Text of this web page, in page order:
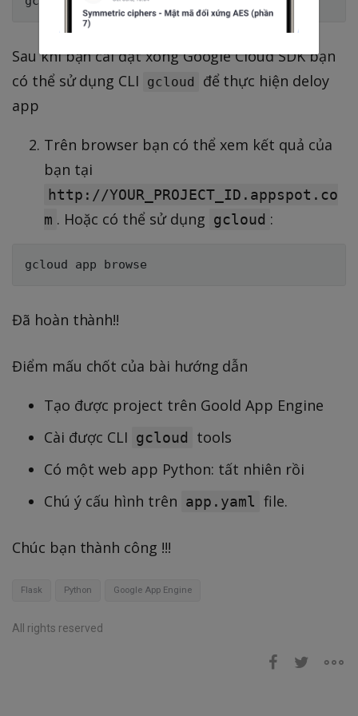
Sau khi bạn cài đặt xong Google Cloud SDK bạn
có thể sử dụng CLI
gcloud
để thực hiện deloy
app
Trên browser bạn có thể xem kết quả của
bạn tại
http://YOUR_PROJECT_ID.appspot.co
m . Hoặc có thể sử dụng gcloud :
Đã hoàn thành!!
Điểm mấu chốt của bài hướng dẫn
Tạo được project trên Goold App Engine
Cài được CLI gcloud
tools
Có một web app Python: tất nhiên rồi
Chú ý cấu hình trên app.yaml file.
Chúc bạn thành công !!!
Flask Python Google App Engine
All rights reserved